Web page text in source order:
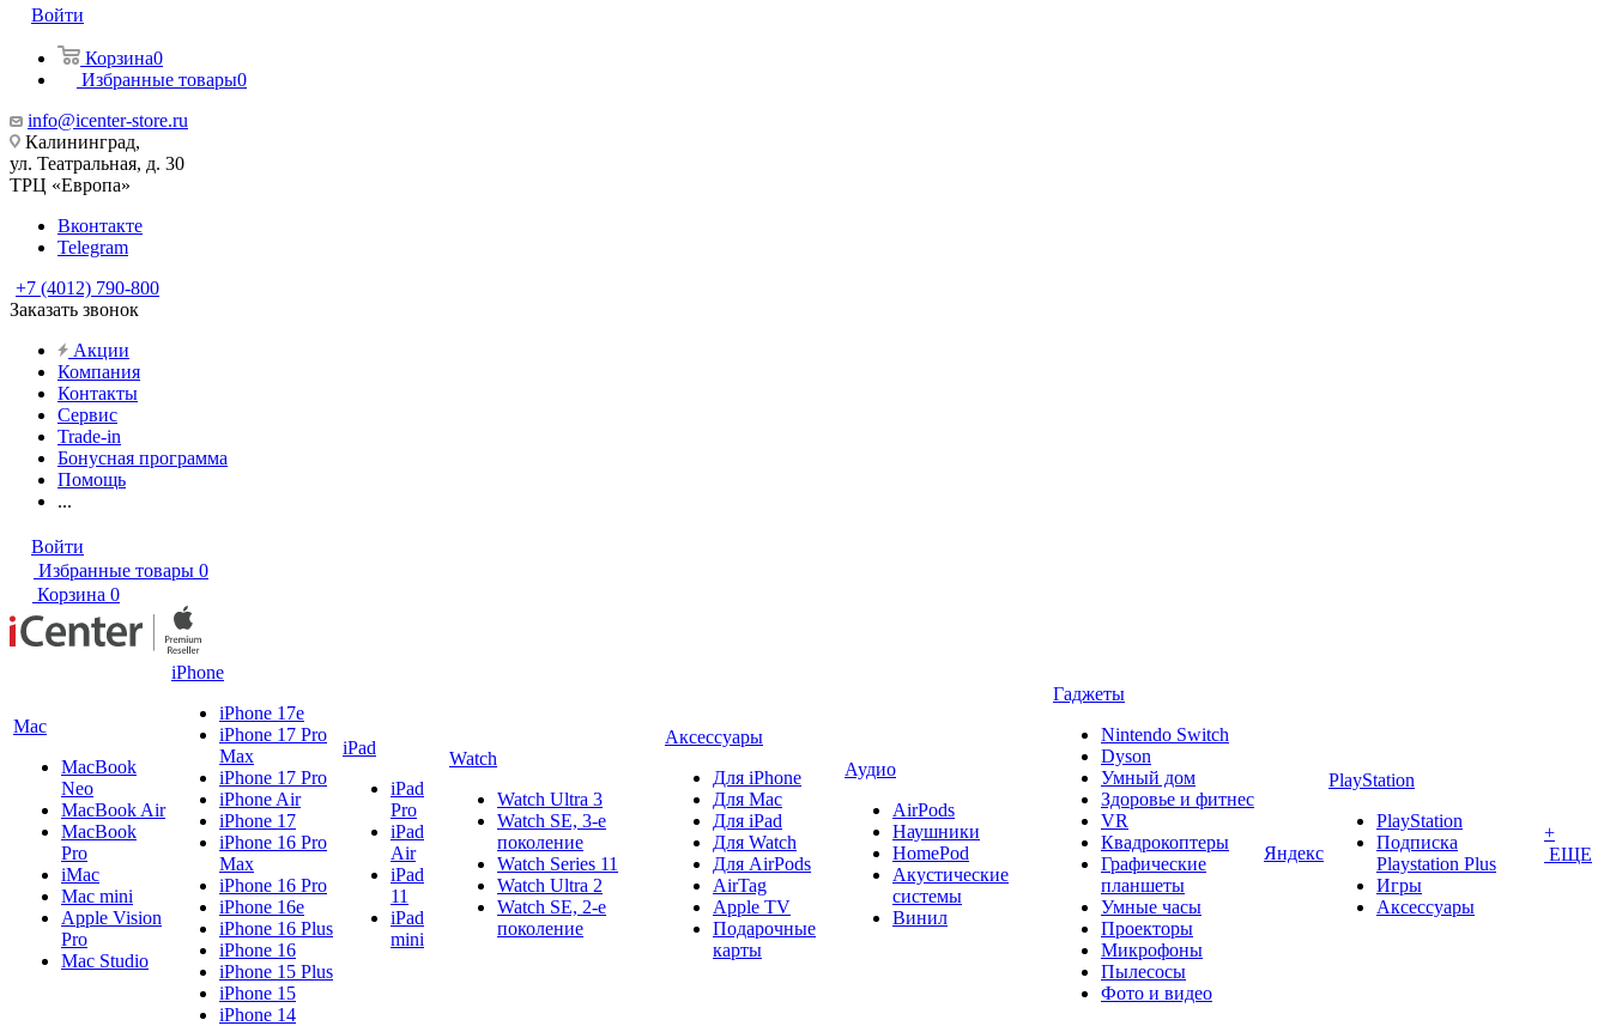
Войти
Корзина0
Избранные товары0
info@icenter-store.ru
Калининград,
ул. Театральная, д. 30
ТРЦ «Европа»
Вконтакте
Telegram
+7 (4012) 790-800
Заказать звонок
Акции
Компания
Контакты
Сервис
Trade-in
Бонусная программа
Помощь
...
Войти
Избранные товары 0
Корзина 0
Mac
MacBook
Neo
MacBook Air
MacBook
Pro
iMac
Mac mini
Apple Vision
Pro
Mac Studio
iPhone
iPhone 17e
iPhone 17 Pro
Max
iPhone 17 Pro
iPhone Air
iPhone 17
iPhone 16 Pro
Max
iPhone 16 Pro
iPhone 16e
iPhone 16 Plus
iPhone 16
iPhone 15 Plus
iPhone 15
iPhone 14
iPad
iPad
Pro
iPad
Air
iPad
11
iPad
mini
Watch
Watch Ultra 3
Watch SE, 3-е
поколение
Watch Series 11
Watch Ultra 2
Watch SE, 2-е
поколение
Аксессуары
Для iPhone
Для Mac
Для iPad
Для Watch
Для AirPods
AirTag
Apple TV
Подарочные
карты
Аудио
AirPods
Наушники
HomePod
Акустические
системы
Винил
Гаджеты
Nintendo Switch
Dyson
Умный дом
Здоровье и фитнес
VR
Квадрокоптеры
Графические
планшеты
Умные часы
Проекторы
Микрофоны
Пылесосы
Фото и видео
Яндекс
PlayStation
PlayStation
Подписка
Playstation Plus
Игры
Аксессуары
+
ЕЩЕ